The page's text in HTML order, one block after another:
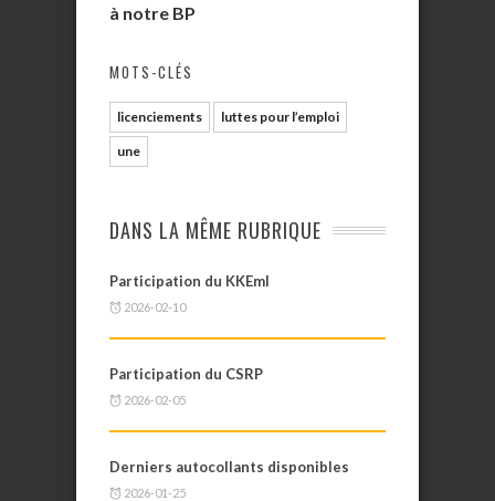
à notre BP
MOTS-CLÉS
licenciements luttes pour l’emploi
une
DANS LA MÊME RUBRIQUE
Participation du KKEml
2026-02-10
Participation du CSRP
2026-02-05
Derniers autocollants disponibles
2026-01-25